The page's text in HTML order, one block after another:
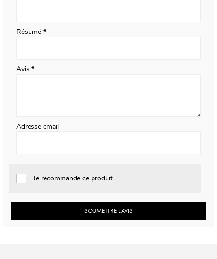
Résumé
Avis
Adresse email
Je recommande ce produit
SOUMETTRE L’AVIS